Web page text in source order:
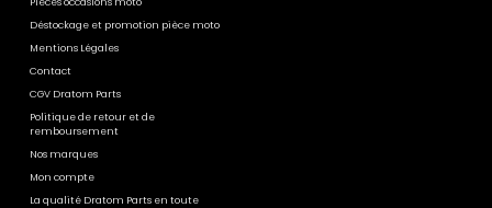
Déstockage et promotion pièce moto
Mentions Légales
Contact
CGV Dratom Parts
Politique de retour et de
remboursement
Nos marques
Mon compte
La qualité Dratom Parts en toute